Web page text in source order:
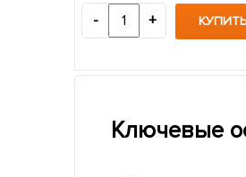
- +
Ключевые